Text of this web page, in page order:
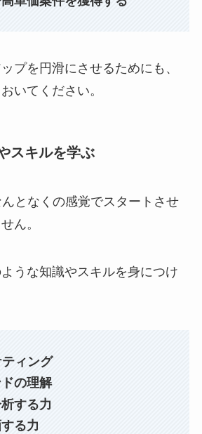
プを円滑にさせるためにも、
いてください。
スキルを学ぶ
となくの感覚でスタートさせ
ん。
うな知識やスキルを身につけ
ィング
の理解
する力
る力